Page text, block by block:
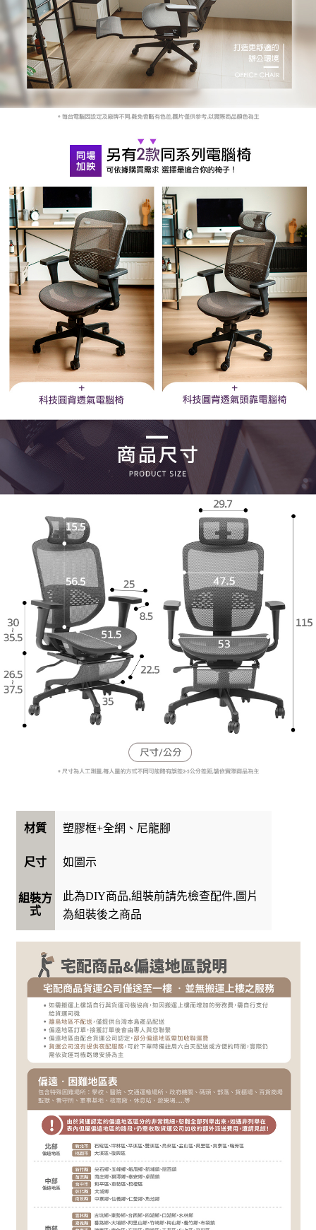
材質 塑膠框+全網、尼龍腳
尺寸 如圖示
組裝方
式
此為DIY商品,組裝前請先檢查配件,圖片
為組裝後之商品